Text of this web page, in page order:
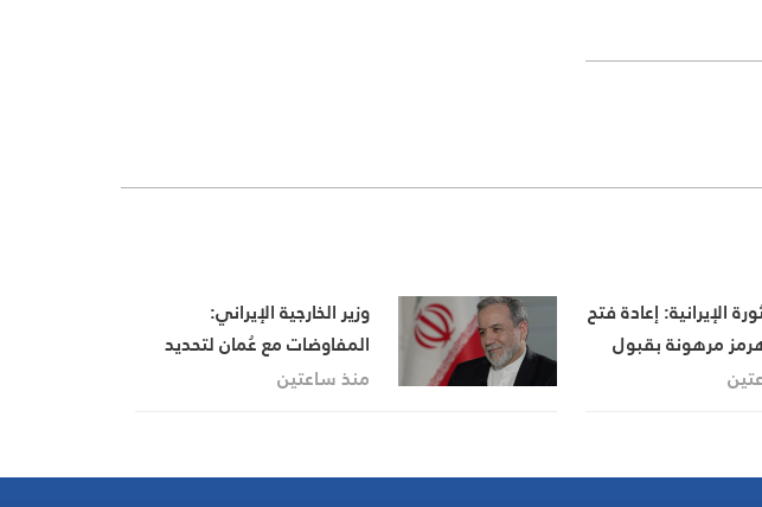
الإيرانية: إعادة فتح
مرهونة بقبول
إيران
وزير الخارجية الإيراني:
المفاوضات مع عُمان لتحديد
حركة الملاحة في مضيق هرمز
منذ ساعتين